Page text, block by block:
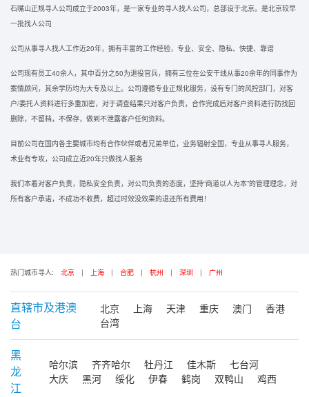
石嘴山正规寻人公司成立于2003年，是一家专业的寻人找人公司，总部设于北京。是北京较早
一批找人公司
公司从事寻人找人工作近20年，拥有丰富的工作经验，专业、安全、隐私、快捷、靠谱
公司现有员工40余人，其中百分之50为退役官兵，拥有三位在公安干线从事20余年的同事作为
案情顾问，其余学历均为大专及以上。公司遵循专业正规化服务，设有专门的风控部门，对客
户/委托人资料进行多重加密，对于调查结果只对客户负责，合作完成后对客户资料进行防找回
删除，不留档，不保存，做到不泄露客户任何资料。
目前公司在国内各主要城市均有合作伙伴或者兄弟单位，业务辐射全国，专业从事寻人服务，
术业有专攻，公司成立近20年只做找人服务
我们本着对客户负责，隐私安全负责，对公司负责的态度，坚持“商道以人为本”的管理理念，对
所有客户承诺，不成功不收费，超过时效没效果的退还所有费用！
热门城市寻人: 北京 | 上海 | 合肥 | 杭州 | 深圳 | 广州
直辖市及港澳
台
北京 上海 天津 重庆 澳门
香港
台湾
黑
龙
江
哈尔滨 齐齐哈尔 牡丹江 佳木斯
七台河
大庆
黑河 绥化 伊春 鹤岗 双鸭山 鸡西